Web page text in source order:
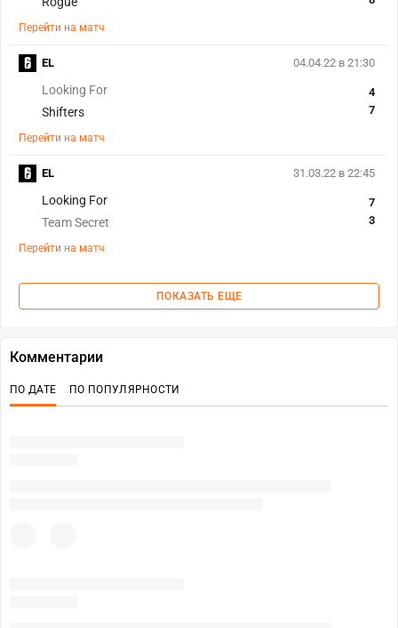
Перейти на матч
04.04.22 в 21:30
Looking For
Shifters
4
7
Перейти на матч
EL
31.03.22 в 22:45
Looking For
Team Secret
7
3
Перейти на матч
EL
ПОКАЗАТЬ ЕЩЕ
Комментарии
ПО ДАТЕ ПО ПОПУЛЯРНОСТИ